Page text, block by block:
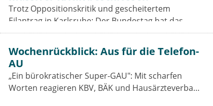
Trotz Oppositionskritik und gescheitertem
Eilantrag in Karlsruhe: Der Bundestag hat das
Beitragssatzstabilisierungsgesetz beschlossen. Für
Vertragsärzte bleiben die Einschnitte hart.
Wochenrückblick: Aus für die Telefon-
AU
„Ein bürokratischer Super-GAU": Mit scharfen
Worten reagieren KBV, BÄK und Hausärzteverband